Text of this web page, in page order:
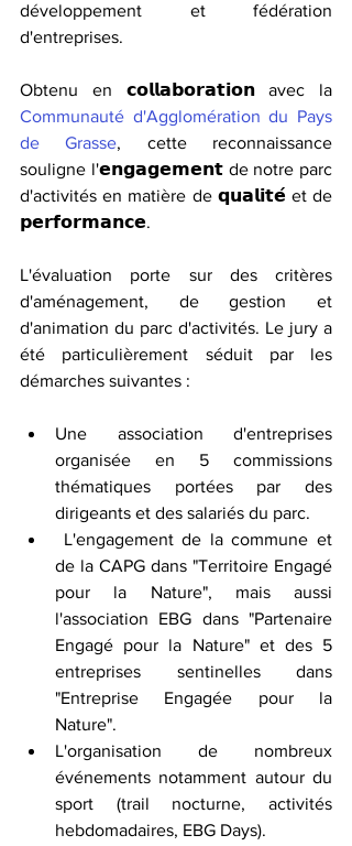
développement et fédération
d'entreprises.
Communauté d'Agglomération du Pays
de Grasse, cette reconnaissance
souligne l'𝗲𝗻𝗴𝗮𝗴𝗲𝗺𝗲𝗻𝘁 de notre parc
d'activités en matière de 𝗾𝘂𝗮𝗹𝗶𝘁𝗲́ et de
𝗽𝗲𝗿𝗳𝗼𝗿𝗺𝗮𝗻𝗰𝗲.
L'évaluation porte sur des critères
d'aménagement, de gestion et
d'animation du parc d'activités. Le jury a
été particulièrement séduit par les
démarches suivantes :
Une association d'entreprises
organisée en 5 commissions
thématiques portées par des
dirigeants et des salariés du parc.
de la CAPG dans "Territoire Engagé
pour la Nature", mais aussi
l'association EBG dans "Partenaire
Engagé pour la Nature" et des 5
entreprises sentinelles dans
"Entreprise Engagée pour la
Nature".
L'organisation de nombreux
événements notamment autour du
sport (trail nocturne, activités
hebdomadaires, EBG Days).